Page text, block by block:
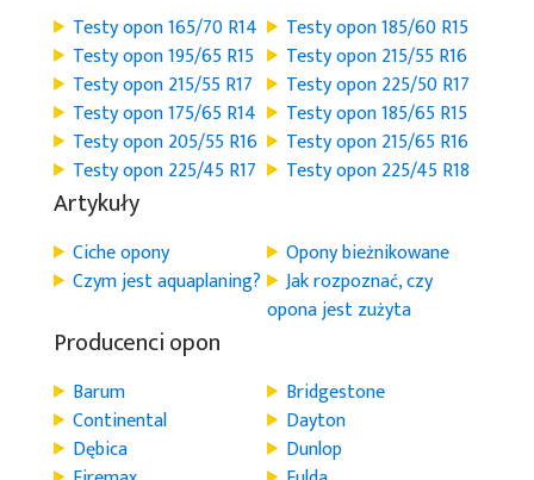
Testy opon 165/70 R14
Testy opon 185/60 R15
Testy opon 195/65 R15
Testy opon 215/55 R16
Testy opon 215/55 R17
Testy opon 225/50 R17
Testy opon 175/65 R14
Testy opon 185/65 R15
Testy opon 205/55 R16
Testy opon 215/65 R16
Testy opon 225/45 R17
Testy opon 225/45 R18
Artykuły
Ciche opony
Opony bieżnikowane
Czym jest aquaplaning?
Jak rozpoznać, czy
opona jest zużyta
Producenci opon
Barum
Bridgestone
Continental
Dayton
Dębica
Dunlop